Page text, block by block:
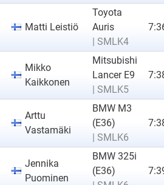
Matti Leistiö
Toyota
Auris
| SMLK4
Mikko
Kaikkonen
Mitsubishi
Lancer E9
| SMLK5
Arttu
Vastamäki
BMW M3
(E36)
| SMLK6
Jennika
Puominen
BMW 325i
(E36)